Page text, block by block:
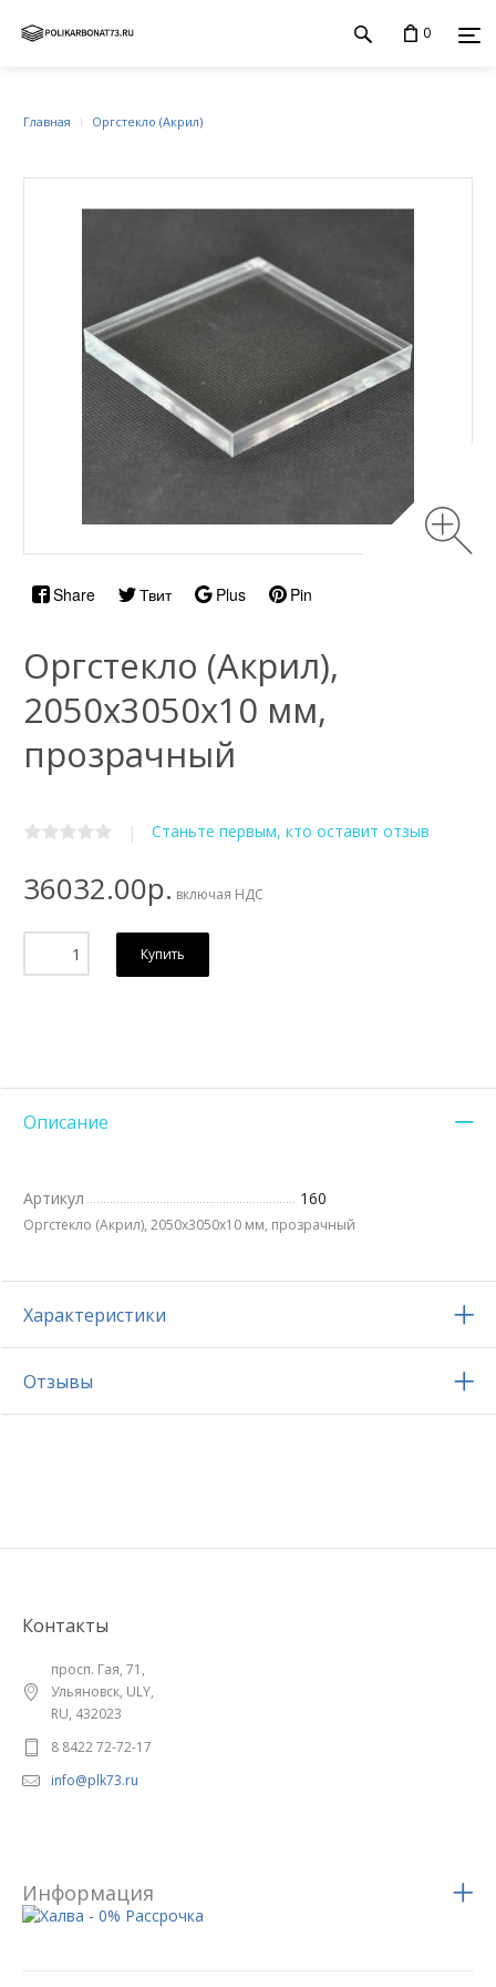
0
Share Твит Plus Pin
Главная Оргстекло (Акрил)
Оргстекло (Акрил),
2050х3050x10 мм,
прозрачный
| Станьте первым, кто оставит отзыв
36032.00р. включая НДС
Купить
Описание
Артикул 160
Оргстекло (Акрил), 2050х3050x10 мм, прозрачный
Характеристики
Отзывы
Контакты
просп. Гая, 71,
Ульяновск, ULY,
RU, 432023
8 8422 72-72-17
info@plk73.ru
Информация